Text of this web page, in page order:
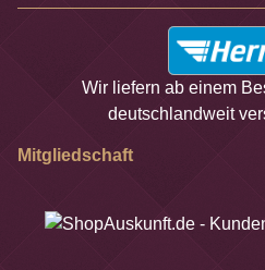
Wir liefern ab einem
deutschlandweit
Mitgliedschaft